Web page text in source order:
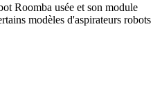
Roomba usée et son module
modèles d'aspirateurs robots